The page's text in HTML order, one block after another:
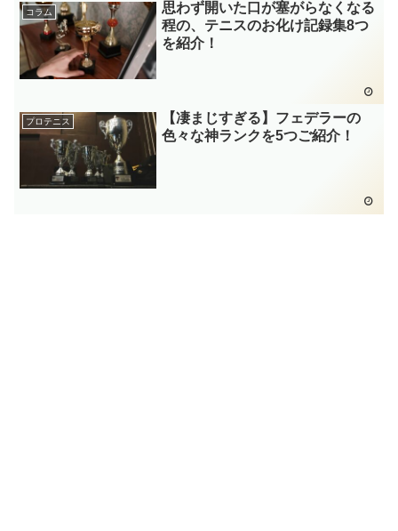
コラム
思わず開いた口が塞がらなくなる
程の、テニスのお化け記録集8つ
を紹介！
プロテニス
【凄まじすぎる】フェデラーの
色々な神ランクを5つご紹介！